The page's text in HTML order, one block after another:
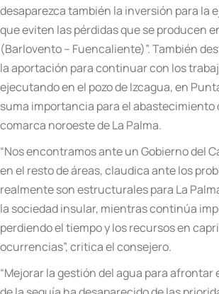
desaparezca también la inversión para la
que eviten las pérdidas que se producen
(Barlovento – Fuencaliente)”.También
la aportación para continuar con los
ejecutando en el pozo de Izcagua, en
suma importancia para el abastecimiento
comarca noroeste de La Palma.
“Nos encontramos ante un Gobierno del
en el resto de áreas, claudica ante los
realmente son estructurales para La
la sociedad insular, mientras continúa
perdiendo el tiempo y los recursos en
ocurrencias”, critica el consejero.
“Mejorar la gestión del agua para afrontar